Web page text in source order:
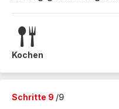
Kochen
Schritte 9 /9